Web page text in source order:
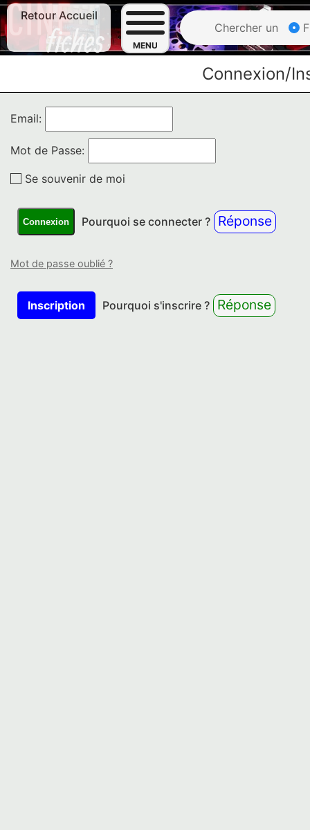
Retour Accueil
MENU
Chercher un
Connexion/
Email:
Mot de Passe:
Se souvenir de moi
Connexion Pourquoi se connecter ? Réponse
Mot de passe oublié ?
Inscription Pourquoi s'inscrire ? Réponse